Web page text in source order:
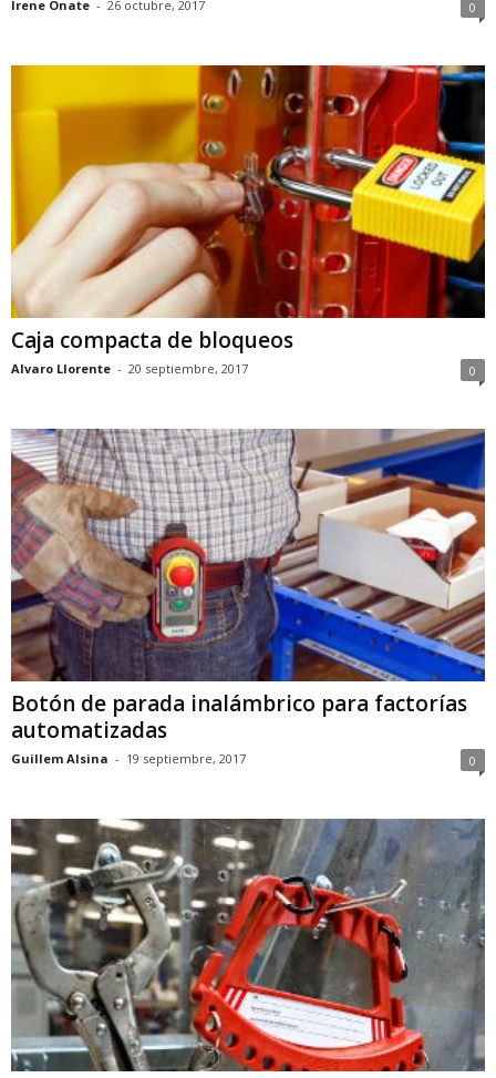
Irene Onate - 26 octubre, 2017 0
Caja compacta de bloqueos
Alvaro Llorente - 20 septiembre, 2017 0
Botón de parada inalámbrico para factorías
automatizadas
Guillem Alsina - 19 septiembre, 2017 0